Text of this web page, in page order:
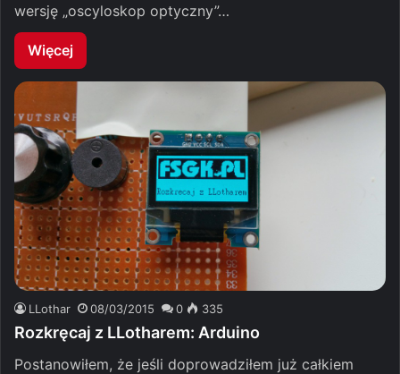
wersję „oscyloskop optyczny”…
Więcej
LLothar 08/03/2015 0 335
Rozkręcaj z LLotharem: Arduino
Postanowiłem, że jeśli doprowadziłem już całkiem